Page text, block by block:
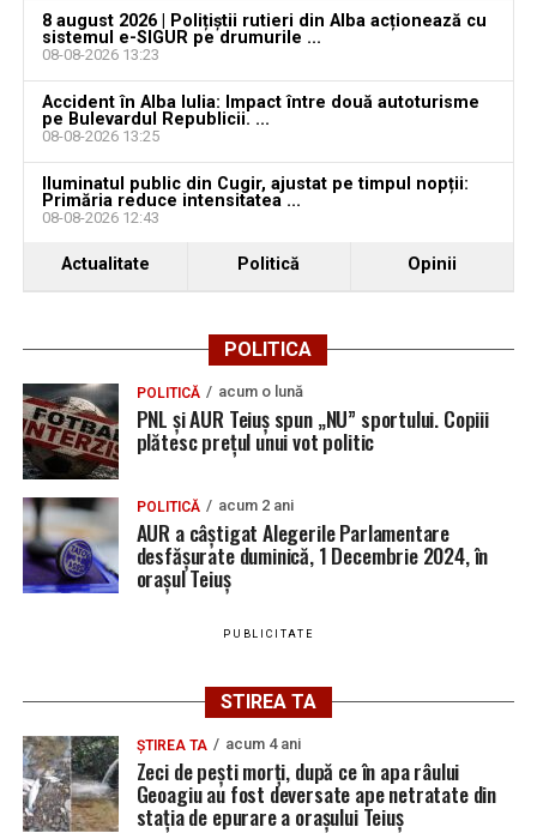
8 august 2026 | Polițiștii rutieri din Alba acționează cu
sistemul e-SIGUR pe drumurile ...
08-08-2026 13:23
Accident în Alba Iulia: Impact între două autoturisme
pe Bulevardul Republicii. ...
08-08-2026 13:25
Iluminatul public din Cugir, ajustat pe timpul nopții:
Primăria reduce intensitatea ...
08-08-2026 12:43
Actualitate Politică Opinii
POLITICA
POLITICĂ acum o lună
PNL și AUR Teiuș spun „NU” sportului. Copiii
plătesc prețul unui vot politic
POLITICĂ acum 2 ani
AUR a câștigat Alegerile Parlamentare
desfășurate duminică, 1 Decembrie 2024, în
orașul Teiuș
PUBLICITATE
STIREA TA
ȘTIREA TA acum 4 ani
Zeci de pești morți, după ce în apa râului
Geoagiu au fost deversate ape netratate din
stația de epurare a orașului Teiuș